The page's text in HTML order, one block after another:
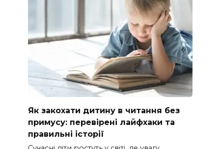
Як закохати дитину в читання без
примусу: перевірені лайфхаки та
правильні історії